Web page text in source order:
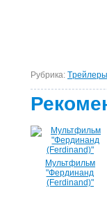
Рубрика:
Мультфильм
"Фердинанд
(Ferdinand)"